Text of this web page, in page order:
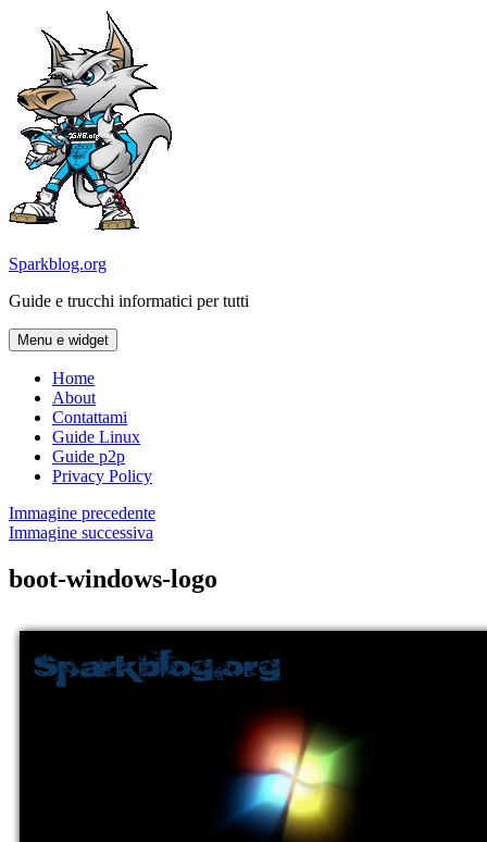
contenuto
Sparkblog.org
Guide e trucchi informatici per tutti
Menu e widget
Home
About
Contattami
Guide Linux
Guide p2p
Privacy Policy
Immagine precedente
Immagine successiva
boot-windows-logo